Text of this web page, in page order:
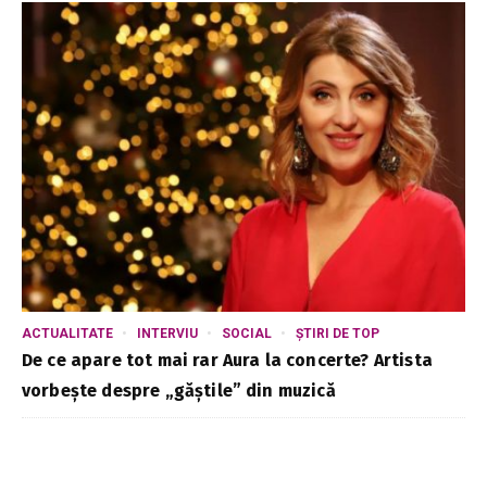
ACTUALITATE INTERVIU SOCIAL ȘTIRI DE TOP
De ce apare tot mai rar Aura la concerte? Artista
vorbește despre „găștile” din muzică